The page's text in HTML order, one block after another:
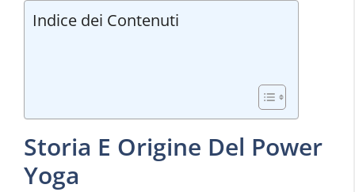
Indice dei Contenuti
Storia E Origine Del Power
Yoga